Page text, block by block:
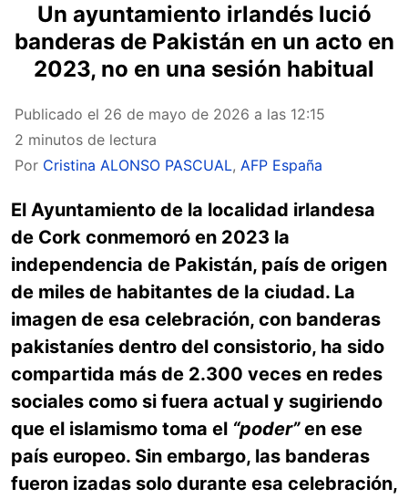
Un ayuntamiento irlandés lució
banderas de Pakistán en un acto en
2023, no en una sesión habitual
Publicado el 26 de mayo de 2026 a las 12:15
2 minutos de lectura
Por Cristina ALONSO PASCUAL, AFP España
El Ayuntamiento de la localidad irlandesa
de Cork conmemoró en 2023 la
independencia de Pakistán, país de origen
de miles de habitantes de la ciudad. La
imagen de esa celebración, con banderas
pakistaníes dentro del consistorio, ha sido
compartida más de 2.300 veces en redes
sociales como si fuera actual y sugiriendo
que el islamismo toma el “poder”en ese
país europeo. Sin embargo, las banderas
fueron izadas solo durante esa celebración,